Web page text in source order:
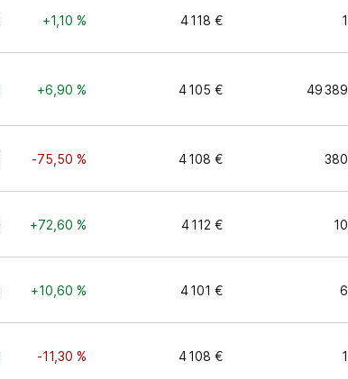
+1,10 % 4 118 €
+6,90 % 4 105 € 49
-75,50 % 4 108 €
+72,60 % 4 112 €
+10,60 % 4 101 €
-11,30 % 4 108 €